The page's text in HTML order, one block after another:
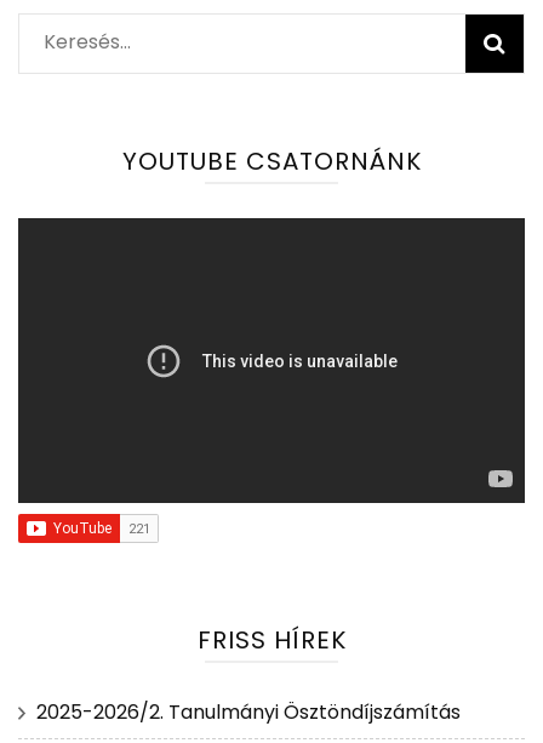
Keresés:
YOUTUBE CSATORNÁNK
FRISS HÍREK
2025-2026/2. Tanulmányi Ösztöndíjszámítás